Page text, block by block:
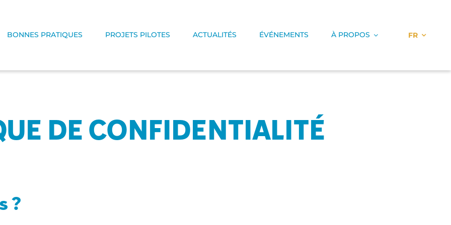
BONNES PRATIQUES PROJETS PILOTES ACTUALITÉS ÉVÉNEMENTS À PROPOS FR
DE CONFIDENTIALITÉ
?